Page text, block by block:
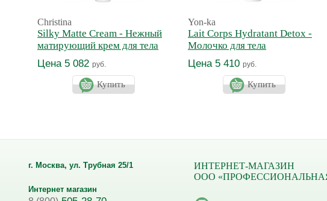
Christina
Silky Matte Cream - Нежный
матирующий крем для тела
Цена 5 082 руб.
Купить
Yon-ka
Lait Corps Hydratant Detox -
Молочко для тела
увлажняющее Прованс
Цена 5 410 руб.
Купить
г. Москва, ул. Трубная 25/1
Интернет магазин
ИНТЕРНЕТ-МАГАЗИН
ООО